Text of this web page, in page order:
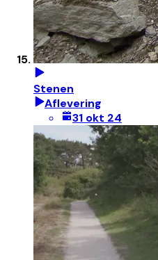
Stenen
Aflevering
31 okt 24